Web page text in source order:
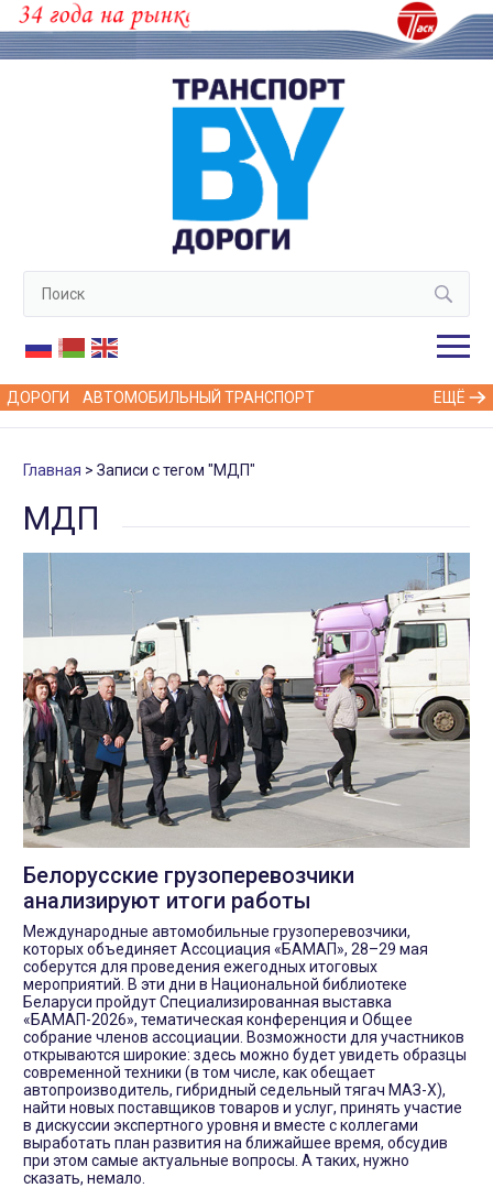
ДОРОГИ АВТОМОБИЛЬНЫЙ ТРАНСПОРТ ЕЩЁ
Главная Записи с тегом "МДП"
МДП
Белорусские грузоперевозчики
анализируют итоги работы
Международные автомобильные грузоперевозчики,
которых объединяет Ассоциация «БАМАП», 28–29 мая
соберутся для проведения ежегодных итоговых
мероприятий. В эти дни в Национальной библиотеке
Беларуси пройдут Специализированная выставка
«БАМАП-2026», тематическая конференция и Общее
собрание членов ассоциации. Возможности для участников
открываются широкие: здесь можно будет увидеть образцы
современной техники (в том числе, как обещает
автопроизводитель, гибридный седельный тягач МАЗ-Х),
найти новых поставщиков товаров и услуг, принять участие
в дискуссии экспертного уровня и вместе с коллегами
выработать план развития на ближайшее время, обсудив
при этом самые актуальные вопросы. А таких, нужно
сказать, немало.